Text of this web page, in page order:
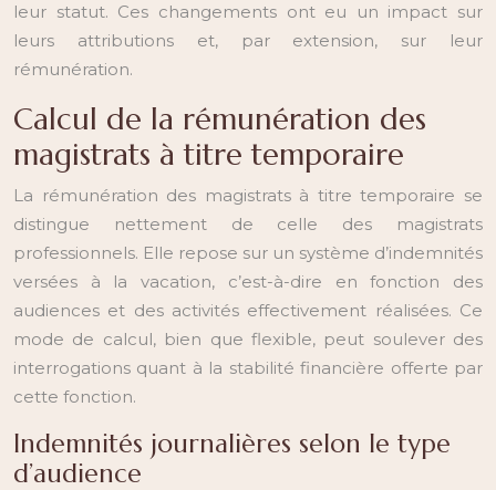
leur statut. Ces changements ont eu un impact sur
leurs attributions et, par extension, sur leur
rémunération.
Calcul de la rémunération des
magistrats à titre temporaire
La rémunération des magistrats à titre temporaire se
distingue nettement de celle des magistrats
professionnels. Elle repose sur un système d’indemnités
versées à la vacation, c’est-à-dire en fonction des
audiences et des activités effectivement réalisées. Ce
mode de calcul, bien que flexible, peut soulever des
interrogations quant à la stabilité financière offerte par
cette fonction.
Indemnités journalières selon le type
d’audience